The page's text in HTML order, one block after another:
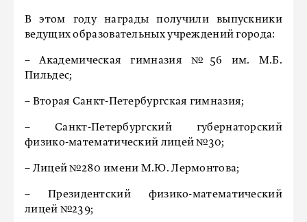
В этом году награды получили выпускники
ведущих образовательных учреждений города:
– Академическая гимназия №56 им. М.Б.
Пильдес;
– Вторая Санкт-Петербургская гимназия;
– Санкт-Петербургский губернаторский
физико-математический лицей №30;
– Лицей №280 имени М.Ю. Лермонтова;
– Президентский физико-математический
лицей №239;